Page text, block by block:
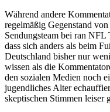
Während andere
regelmäßig Gegenstand
Sendungsteam bei ran NFL
dass sich anders als beim
Deutschland bisher nur
wissen als die
den sozialen Medien noch
jugendliches Alter
skeptischen Stimmen leiser